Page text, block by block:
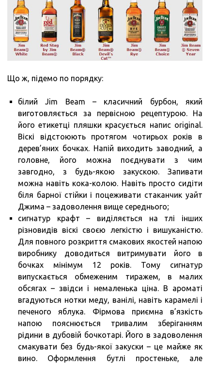
Що ж, підемо по порядку:
білий Jim Beam – класичний бурбон, який
виготовляється за первісною рецептурою. На
його етикетці пляшки красується напис original.
Віскі відстоюють протягом чотирьох років в
дерев’яних бочках. Напій виходить заводний, а
головне, його можна поєднувати з чим
завгодно, з будь-якою закускою. Запивати
можна навіть кока-колою. Навіть просто сидіти
біля барної стійки і поцеживати стаканчик уайт
Джима – задоволення вище середнього;
сигнатур крафт – виділяється на тлі інших
різновидів віскі своєю легкістю і вишуканістю.
Для повного розкриття смакових якостей напою
виробнику доводиться витримувати його в
бочках мінімум 12 років. Тому сигнатур
випускається обмеженим тиражем, в малих
обсягах – звідси і немаленька ціна. В ароматі
вгадуються нотки меду, ванілі, навіть карамелі і
печеного яблука. Фірмова приємна в’язкість
напою пояснюється тривалим зберіганням
рідини в дубовій бочкотарі. Його в задоволення
смакувати без будь-якої закуски – це майже як
вино. Оформлення бутлі простеньке, але